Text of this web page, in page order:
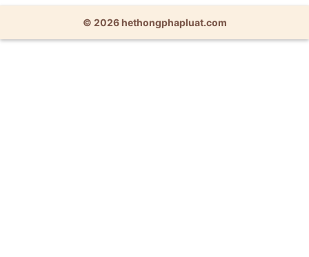
© 2026 hethongphapluat.com